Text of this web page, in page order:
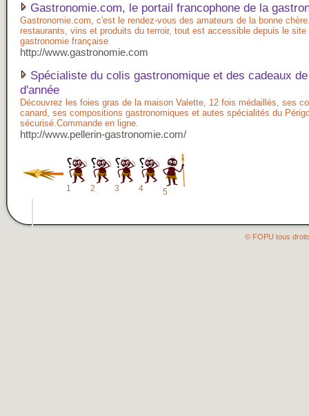
Gastronomie.com, le portail francophone de la
Gastronomie.com, c'est le rendez-vous des amateurs de la bonne
restaurants, vins et produits du terroir, tout est accessible depuis le site
gastronomie française
http://www.gastronomie.com
Spécialiste du colis gastronomique et des cadeaux
d'année
Découvrez les foies gras de la maison Valette, 12 fois médaillés, ses
canard, ses compositions gastronomiques et autes spécialités du
sécurisé.Commande en ligne.
http://www.pellerin-gastronomie.com/
1 2 3 4 5
© FOPU tous